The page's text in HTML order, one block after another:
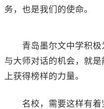
务，也是我们的使命。
青岛墨尔文中学积极
与大师对话的机会，就
上获得榜样的力量。
名校，需要这样有着